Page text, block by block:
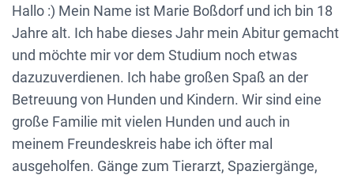
Hallo :) Mein Name ist Marie Boßdorf und ich bin 18
Jahre alt. Ich habe dieses Jahr mein Abitur gemacht
und möchte mir vor dem Studium noch etwas
dazuzuverdienen. Ich habe großen Spaß an der
Betreuung von Hunden und Kindern. Wir sind eine
große Familie mit vielen Hunden und auch in
meinem Freundeskreis habe ich öfter mal
ausgeholfen. Gänge zum Tierarzt, Spaziergänge,